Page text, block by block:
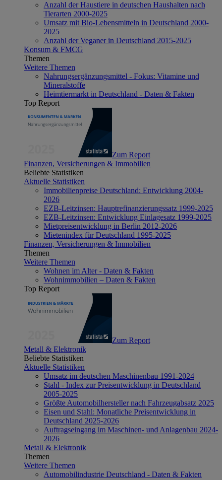
Anzahl der Haustiere in deutschen Haushalten nach
Tierarten 2000-2025
Umsatz mit Bio-Lebensmitteln in Deutschland 2000-
2025
Anzahl der Veganer in Deutschland 2015-2025
Konsum & FMCG
Themen
Weitere Themen
Nahrungsergänzungsmittel - Fokus: Vitamine und
Mineralstoffe
Heimtiermarkt in Deutschland - Daten & Fakten
Top Report
Zum Report
Finanzen, Versicherungen & Immobilien
Beliebte Statistiken
Aktuelle Statistiken
Immobilienpreise Deutschland: Entwicklung 2004-
2026
EZB-Leitzinsen: Hauptrefinanzierungssatz 1999-2025
EZB-Leitzinsen: Entwicklung Einlagesatz 1999-2025
Mietpreisentwicklung in Berlin 2012-2026
Mietenindex für Deutschland 1995-2025
Finanzen, Versicherungen & Immobilien
Themen
Weitere Themen
Wohnen im Alter - Daten & Fakten
Wohnimmobilien – Daten & Fakten
Top Report
Zum Report
Metall & Elektronik
Beliebte Statistiken
Aktuelle Statistiken
Umsatz im deutschen Maschinenbau 1991-2024
Stahl - Index zur Preisentwicklung in Deutschland
2005-2025
Größte Automobilhersteller nach Fahrzeugabsatz 2025
Eisen und Stahl: Monatliche Preisentwicklung in
Deutschland 2025-2026
Auftragseingang im Maschinen- und Anlagenbau 2024-
2026
Metall & Elektronik
Themen
Weitere Themen
Automobilindustrie Deutschland - Daten & Fakten